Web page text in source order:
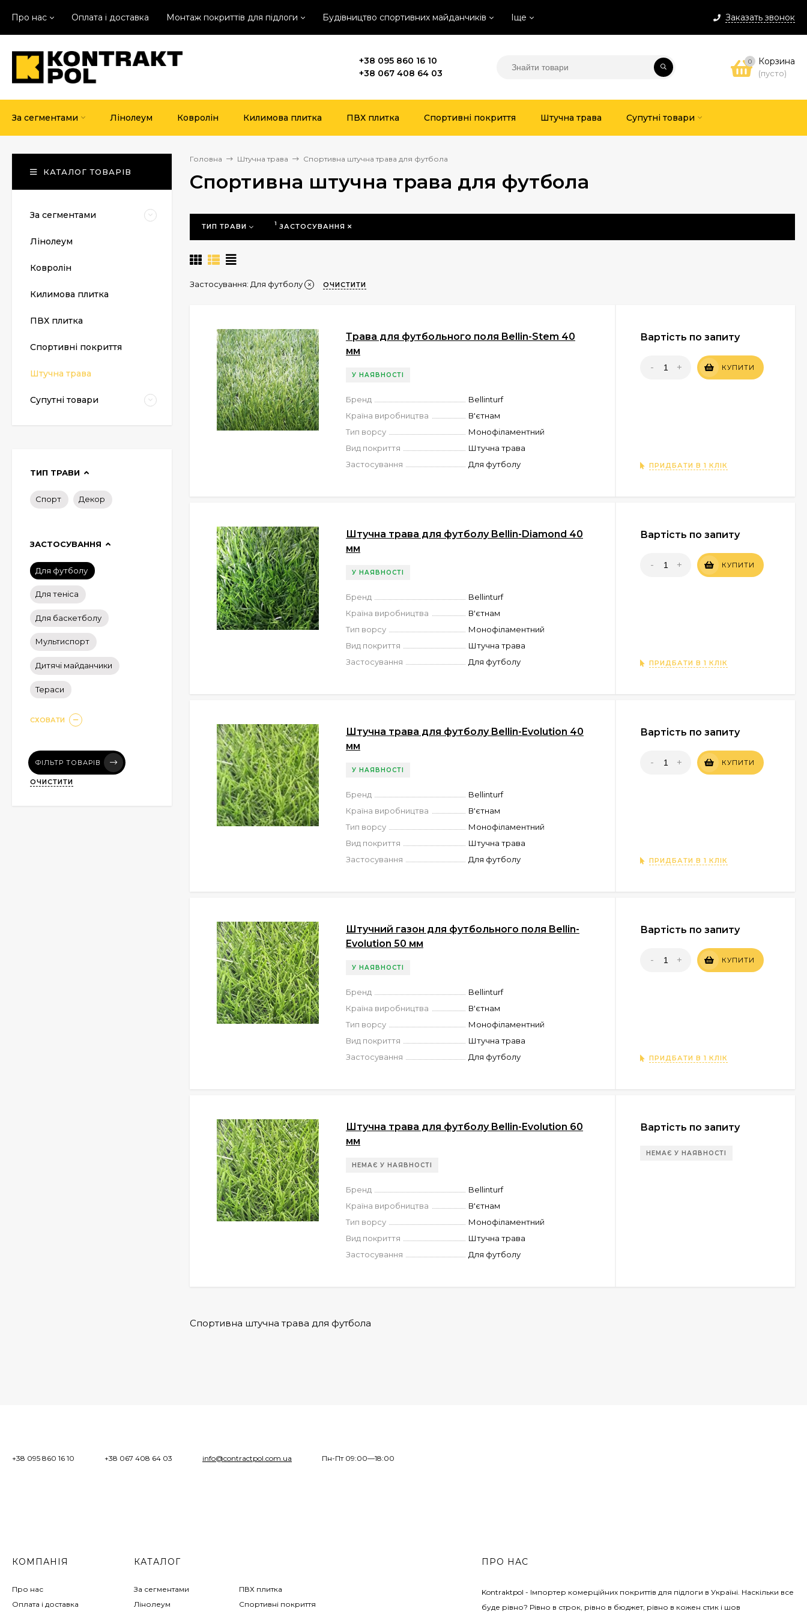
Заказать звонок
Про нас Оплата і доставка Монтаж покриттів для підлоги Будівництво спортивних майданчиків Іще
+38 095 860 16 10
+38 067 408 64 03
0 Корзина
(пусто)
За сегментами Лінолеум Ковролін Килимова плитка ПВХ плитка Спортивні покриття Штучна трава Супутні товари
Головна Штучна трава Спортивна штучна трава для футбола
Спортивна штучна трава для футбола
ТИП ТРАВИ ЗАСТОСУВАННЯ
1
Застосування: Для футболу ОЧИСТИТИ
Трава для футбольного поля Bellin-Stem 40
мм
У НАЯВНОСТІ
Бренд
Bellinturf
Країна виробництва
В'єтнам
Тип ворсу
Монофіламентний
Вид покриття
Штучна трава
Застосування
Для футболу
Вартість по запиту
- + КУПИТИ
ПРИДБАТИ В 1 КЛІК
Штучна трава для футболу Bellin-Diamond 40
мм
У НАЯВНОСТІ
Бренд
Bellinturf
Країна виробництва
В'єтнам
Тип ворсу
Монофіламентний
Вид покриття
Штучна трава
Застосування
Для футболу
Вартість по запиту
- + КУПИТИ
ПРИДБАТИ В 1 КЛІК
Штучна трава для футболу Bellin-Evolution 40
мм
У НАЯВНОСТІ
Бренд
Bellinturf
Країна виробництва
В'єтнам
Тип ворсу
Монофіламентний
Вид покриття
Штучна трава
Застосування
Для футболу
Вартість по запиту
- + КУПИТИ
ПРИДБАТИ В 1 КЛІК
Штучний газон для футбольного поля Bellin-
Evolution 50 мм
У НАЯВНОСТІ
Бренд
Bellinturf
Країна виробництва
В'єтнам
Тип ворсу
Монофіламентний
Вид покриття
Штучна трава
Застосування
Для футболу
Вартість по запиту
- + КУПИТИ
ПРИДБАТИ В 1 КЛІК
Штучна трава для футболу Bellin-Evolution 60
мм
НЕМАЄ У НАЯВНОСТІ
Бренд
Bellinturf
Країна виробництва
В'єтнам
Тип ворсу
Монофіламентний
Вид покриття
Штучна трава
Застосування
Для футболу
Вартість по запиту
НЕМАЄ У НАЯВНОСТІ
Спортивна штучна трава для футбола
КАТАЛОГ ТОВАРІВ
За сегментами
Лінолеум
Ковролін
Килимова плитка
ПВХ плитка
Спортивні покриття
Штучна трава
Супутні товари
ТИП ТРАВИ
Спорт Декор
ЗАСТОСУВАННЯ
Для футболу
Для теніса
Для баскетболу
Мультиспорт
Дитячі майданчики
Тераси
СХОВАТИ
ФІЛЬТР ТОВАРІВ
ОЧИСТИТИ
+38 095 860 16 10 +38 067 408 64 03 info@contractpol.com.ua Пн-Пт 09:00—18:00
КОМПАНІЯ
Про нас
Оплата і доставка
КАТАЛОГ
За сегментами
Лінолеум
ПВХ плитка
Спортивні покриття
ПРО НАС
Kontraktpol - Імпортер комерційних покриттів для підлоги в Україні. Наскільки все
буде рівно? Рівно в строк, рівно в бюджет, рівно в кожен стик і шов